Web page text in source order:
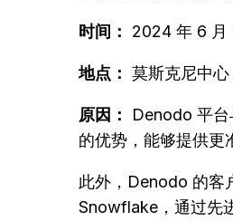
时间： 2024 年 6 月
地点： 莫斯克尼中
原因：
Denodo 平
的优势，能够提供更
此外，Denodo 的客
Snowflake，通过先